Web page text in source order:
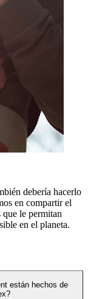
debería hacerlo
en compartir el
le permitan
en el planeta.
están hechos de